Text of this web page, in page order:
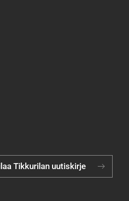
Tikkurilan uutiskirje